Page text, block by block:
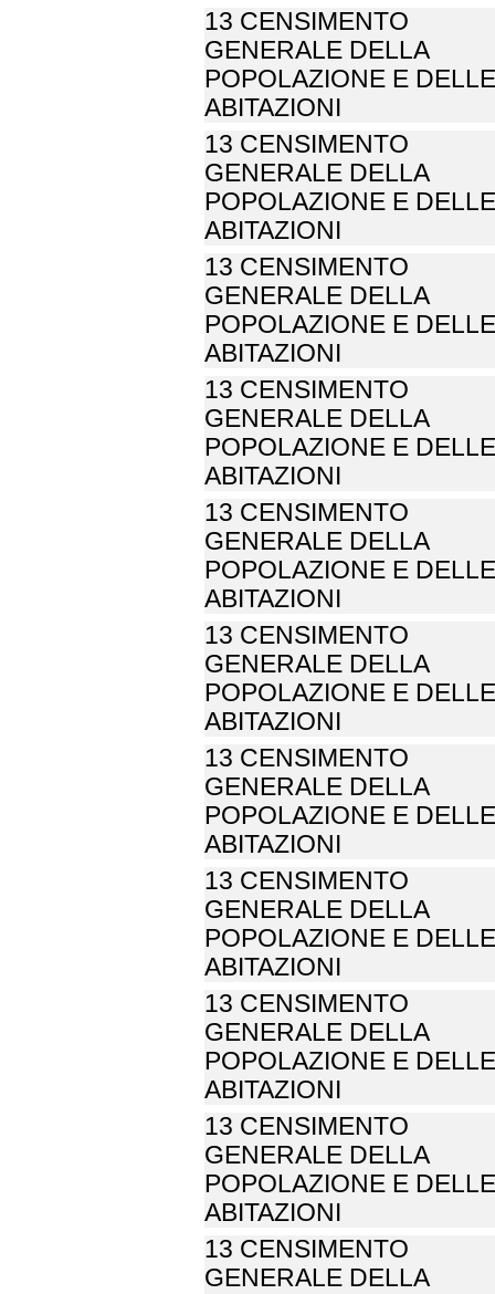
13 CENSIMENTO
GENERALE DELLA
POPOLAZIONE E DELLE
ABITAZIONI
13 CENSIMENTO
GENERALE DELLA
POPOLAZIONE E DELLE
ABITAZIONI
13 CENSIMENTO
GENERALE DELLA
POPOLAZIONE E DELLE
ABITAZIONI
13 CENSIMENTO
GENERALE DELLA
POPOLAZIONE E DELLE
ABITAZIONI
13 CENSIMENTO
GENERALE DELLA
POPOLAZIONE E DELLE
ABITAZIONI
13 CENSIMENTO
GENERALE DELLA
POPOLAZIONE E DELLE
ABITAZIONI
13 CENSIMENTO
GENERALE DELLA
POPOLAZIONE E DELLE
ABITAZIONI
13 CENSIMENTO
GENERALE DELLA
POPOLAZIONE E DELLE
ABITAZIONI
13 CENSIMENTO
GENERALE DELLA
POPOLAZIONE E DELLE
ABITAZIONI
13 CENSIMENTO
GENERALE DELLA
POPOLAZIONE E DELLE
ABITAZIONI
13 CENSIMENTO
GENERALE DELLA